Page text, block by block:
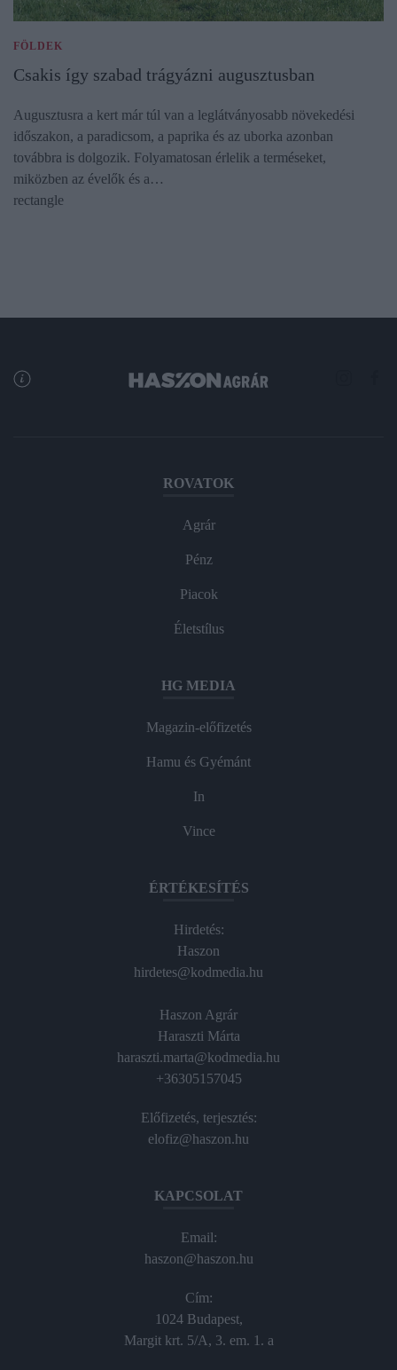
FÖLDEK
Csakis így szabad trágyázni augusztusban
Augusztusra a kert már túl van a leglátványosabb növekedési
időszakon, a paradicsom, a paprika és az uborka azonban
továbbra is dolgozik. Folyamatosan érlelik a terméseket,
miközben az évelők és a…
rectangle
ROVATOK
Agrár
Pénz
Piacok
Életstílus
HG MEDIA
Magazin-előfizetés
Hamu és Gyémánt
In
Vince
ÉRTÉKESÍTÉS
Hirdetés:
Haszon
hirdetes@kodmedia.hu
Haszon Agrár
Haraszti Márta
haraszti.marta@kodmedia.hu
+36305157045
Előfizetés, terjesztés:
elofiz@haszon.hu
KAPCSOLAT
Email:
haszon@haszon.hu
Cím:
1024 Budapest,
Margit krt. 5/A, 3. em. 1. a